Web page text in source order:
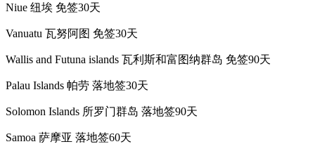
Niue 纽埃 免签30天
Vanuatu 瓦努阿图 免签30天
Wallis and Futuna islands 瓦利斯和富图纳群岛 免签90天
Palau Islands 帕劳 落地签30天
Solomon Islands 所罗门群岛 落地签90天
Samoa 萨摩亚 落地签60天